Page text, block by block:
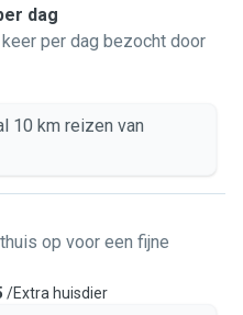
dag
per dag bezocht door
10 km reizen van
op voor een fijne
/Extra huisdier